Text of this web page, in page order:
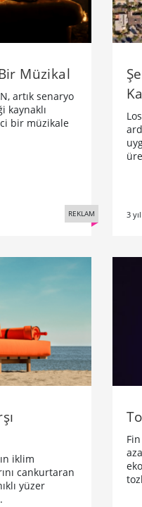
Müzikal
artık senaryo
kaynaklı
bir müzikale
REKLAM 3
iklim
cankurtaran
yüzer